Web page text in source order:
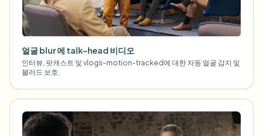
얼굴 blur 에 talk-head 비디오
인터뷰, 팟캐스트 및 vlogs-motion-tracked에 대한 자동 얼굴 감지 및
블러드 보호.